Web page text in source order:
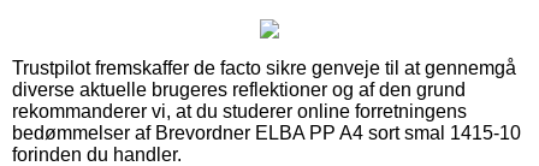
Trustpilot fremskaffer de facto sikre genveje til at gennemgå
diverse aktuelle brugeres reflektioner og af den grund
rekommanderer vi, at du studerer online forretningens
bedømmelser af Brevordner ELBA PP A4 sort smal 1415-10
forinden du handler.